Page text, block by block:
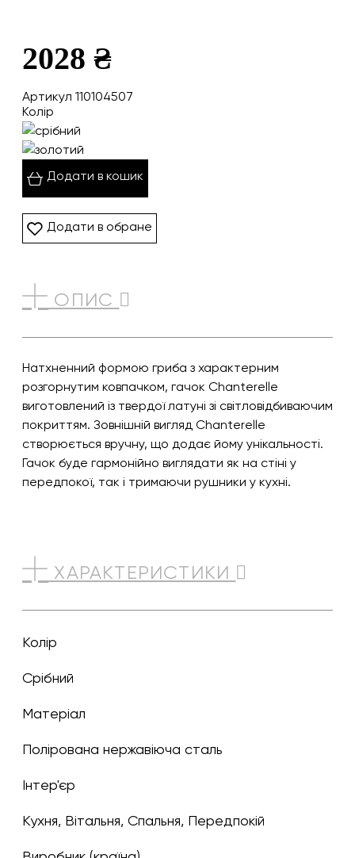
2028 ₴
Артикул 110104507
Колір
Додати в кошик
Додати в обране
ОПИС
Натхненний формою гриба з характерним
розгорнутим ковпачком, гачок Chanterelle
виготовлений із твердої латуні зі світловідбиваючим
покриттям. Зовнішній вигляд Chanterelle
створюється вручну, що додає йому унікальності.
Гачок буде гармонійно виглядати як на стіні у
передпокої, так і тримаючи рушники у кухні.
ХАРАКТЕРИСТИКИ
Колір
срібний
Матеріал
полірована нержавіюча сталь
Інтер'єр
Кухня, Вітальня, Спальня, Передпокій